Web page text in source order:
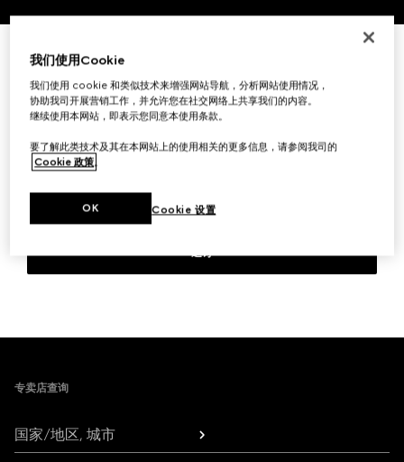
请在下面输入您的电子邮件地址，
我们将会把您从我们的邮件列表中删除。
电子邮件
退订
Footer
专卖店查询
国家/地区, 城市
我们使用Cookie
我们使用 cookie 和类似技术来增强网站导航，分析网站使用情况，
协助我司开展营销工作，并允许您在社交网络上共享我们的内容。
继续使用本网站，即表示您同意本使用条款。
要了解此类技术及其在本网站上的使用相关的更多信息，请参阅我司的
Cookie 政策。
Cookie 设置
OK